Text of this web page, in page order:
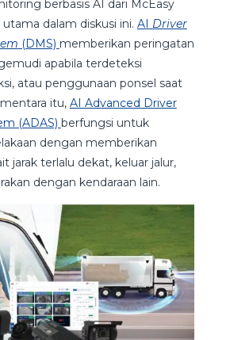
berbasis AI dari McEasy
dalam diskusi ini. AI Driver
(DMS) memberikan peringatan
apabila terdeteksi
atau penggunaan ponsel saat
itu, AI Advanced Driver
(ADAS) berfungsi untuk
dengan memberikan
jarak terlalu dekat, keluar jalur,
dengan kendaraan lain.